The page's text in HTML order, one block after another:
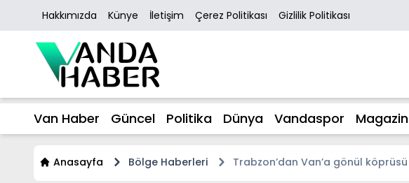
Hakkımızda Künye İletişim Çerez Politikası Gizlilik Politikası
Van Haber Güncel Politika Dünya Vandaspor Magazin
Anasayfa Bölge Haberleri Trabzon’dan Van’a gönül köprüsü